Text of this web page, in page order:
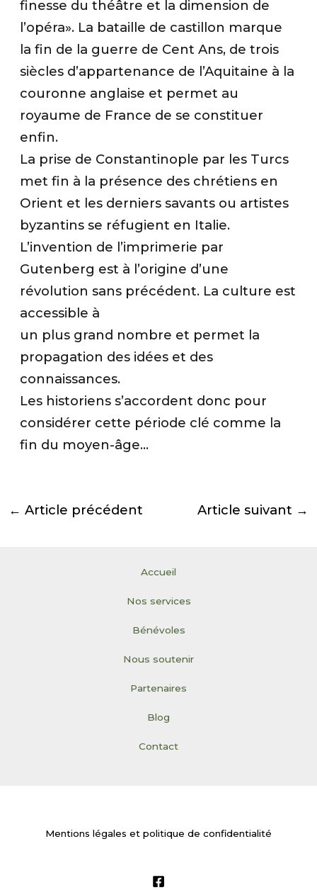
finesse du théâtre et la dimension de
l’opéra». La bataille de castillon marque
la fin de la guerre de Cent Ans, de trois
siècles d’appartenance de l’Aquitaine à la
couronne anglaise et permet au
royaume de France de se constituer
enfin.
La prise de Constantinople par les Turcs
met fin à la présence des chrétiens en
Orient et les derniers savants ou artistes
byzantins se réfugient en Italie.
L’invention de l’imprimerie par
Gutenberg est à l’origine d’une
révolution sans précédent. La culture est
accessible à
un plus grand nombre et permet la
propagation des idées et des
connaissances.
Les historiens s’accordent donc pour
considérer cette période clé comme la
fin du moyen-âge…
← Article précédent Article suivant →
Accueil
Nos services
Bénévoles
Nous soutenir
Partenaires
Blog
Contact
Mentions légales et politique de confidentialité